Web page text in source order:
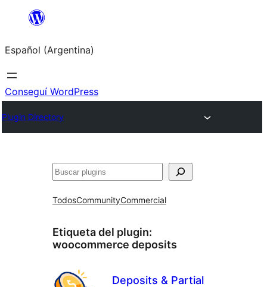
Saltar
contenido
Español (Argentina)
Conseguí WordPress
Plugin Directory
Buscar
TodosCommunityCommercial
Etiqueta del plugin:
woocommerce deposits
Deposits & Partial